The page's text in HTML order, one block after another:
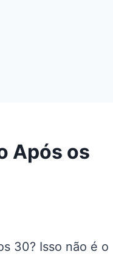
Após os
30? Isso não é o